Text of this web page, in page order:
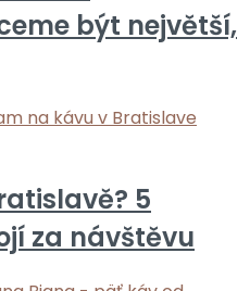
být největší,
5
za návštěvu